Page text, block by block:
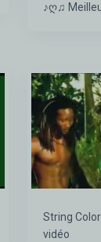
♪ღ♫
String Color Ragga String Clip
vidéo